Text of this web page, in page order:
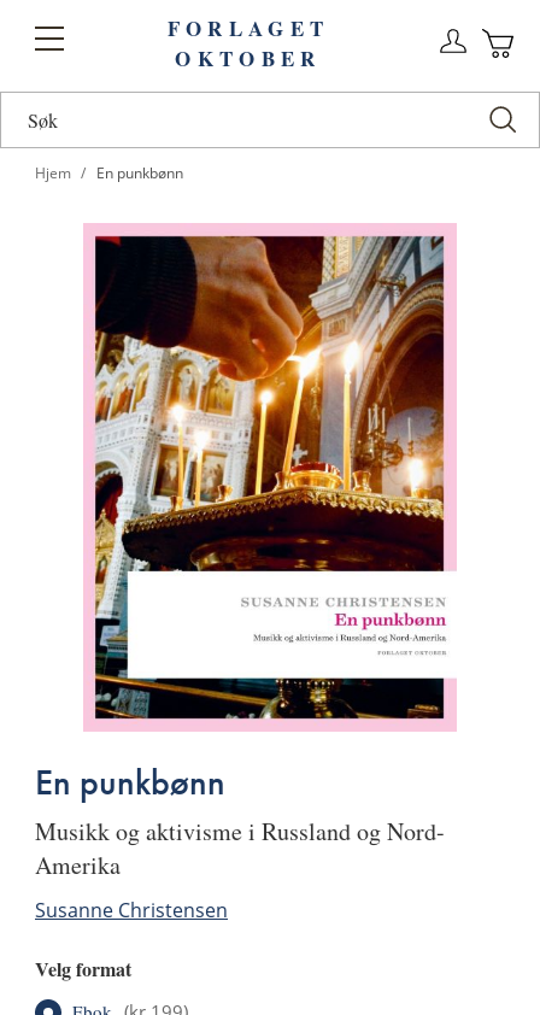
Toggle
FORLAGET
OKTOBER
Hjem En punkbønn
En punkbønn
musikk og aktivisme i Russland og Nord-
Amerika
Susanne Christensen
Velg format